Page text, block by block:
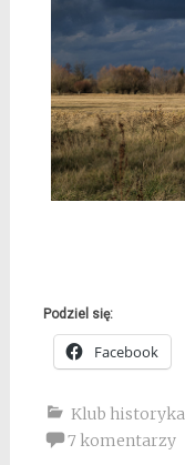
Podziel się:
Facebook
Klub historyka
7 komentarzy